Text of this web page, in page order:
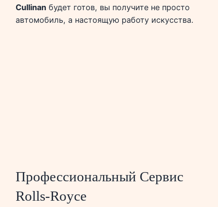
Cullinan будет готов, вы получите не просто
автомобиль, а настоящую работу искусства.
Профессиональный Сервис
Rolls-Royce